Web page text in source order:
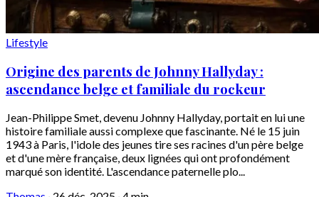
Lifestyle
Origine des parents de Johnny Hallyday :
ascendance belge et familiale du rockeur
Jean-Philippe Smet, devenu Johnny Hallyday, portait en lui une
histoire familiale aussi complexe que fascinante. Né le 15 juin
1943 à Paris, l'idole des jeunes tire ses racines d'un père belge
et d'une mère française, deux lignées qui ont profondément
marqué son identité. L'ascendance paternelle plo...